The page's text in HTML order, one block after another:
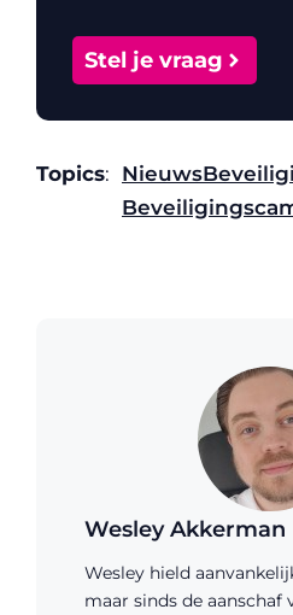
Stel je vraag
Topics: Nieuws
Wesley Akkerman
Wesley hield
maar sinds de aanschaf